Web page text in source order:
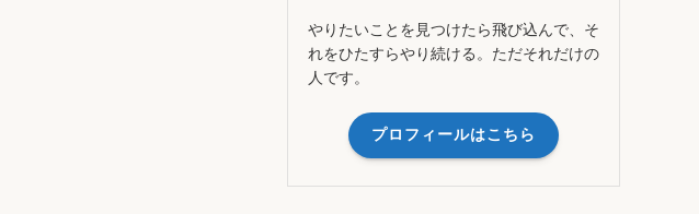
やりたいことを見つけたら飛び込んで、そ
れをひたすらやり続ける。ただそれだけの
人です。
プロフィールはこちら